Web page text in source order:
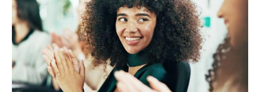
8.7